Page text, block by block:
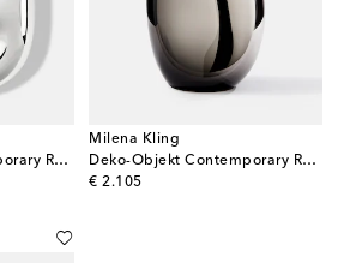
Deko-Objekt Contemporary Reflections Large
Milena Kling
Deko-Objekt Contemporary Reflections Standing Mirror Medium
€ 2.105
original price